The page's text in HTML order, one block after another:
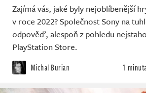
Zajímá vás, jaké byly nejoblíbenější
v roce 2022? Společnost Sony na
odpověď, alespoň z pohledu
PlayStation Store.
Michal Burian 1